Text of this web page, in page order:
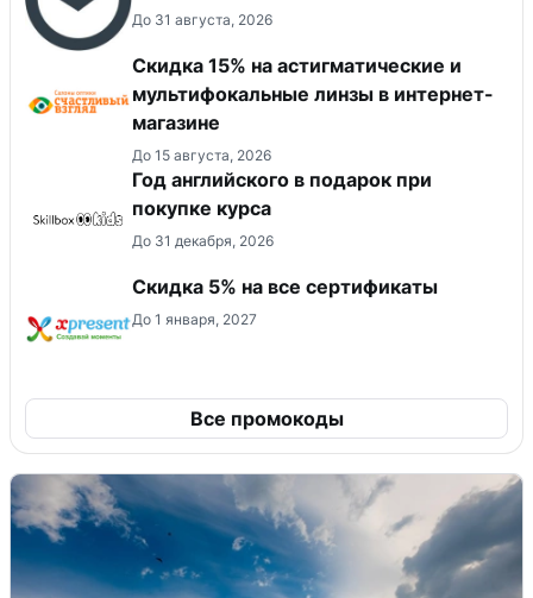
До 31 августа, 2026
Скидка 15% на астигматические и
мультифокальные линзы в интернет-
магазине
До 15 августа, 2026
Год английского в подарок при
покупке курса
До 31 декабря, 2026
Скидка 5% на все сертификаты
До 1 января, 2027
Все промокоды